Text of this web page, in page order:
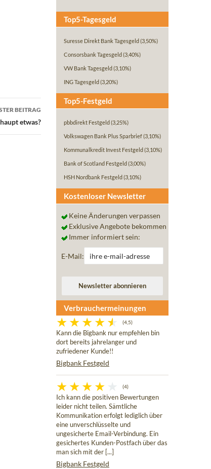
BEITRAG
etwas?
Top5-Tagesgeld
Suresse Direkt Bank Tagesgeld (3,50%)
Consorsbank Tagesgeld (3,40%)
VW Bank Tagesgeld (3,10%)
ING Tagesgeld (3,20%)
Top5-Festgeld
pbbdirekt Festgeld (3,25%)
Volkswagen Bank Plus Sparbrief(3,10%)
Kommunalkredit Invest Festgeld (3,10%)
Bank of Scotland Festgeld (3,00%)
HSH Nordbank Festgeld (3,10%)
Kostenloser Newsletter
Keine Änderungen verpassen
Exklusive Angebote bekommen
Immer informiert sein:
E-Mail:
Verbrauchermeinungen
(4,5)
Kann die Bigbank nur empfehlen bin
dort bereits jahrelanger und
zufriedener Kunde!!
Bigbank Festgeld
(4)
Ich kann die positiven Bewertungen
leider nicht teilen. Sämtliche
Kommunikation erfolgt lediglich über
eine unverschlüsselte und
ungesicherte Email-Verbindung. Ein
gesichertes Kunden-Postfach über das
man sich mit der [...]
Bigbank Festgeld